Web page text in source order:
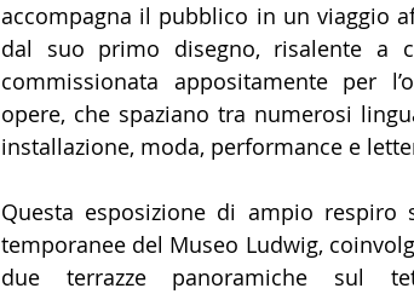
accompagna il pubblico in un viaggio
dal suo primo disegno, risalente a
commissionata appositamente per
opere, che spaziano tra numerosi
installazione, moda, performance e
Questa esposizione di ampio
temporanee del Museo Ludwig,
due terrazze panoramiche sul